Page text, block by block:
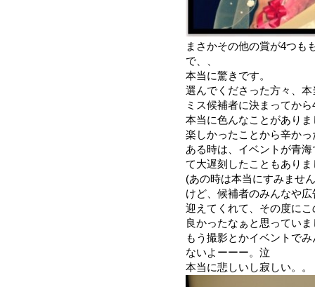
まさかその他の賞が4つも
で、、
本当に驚きです。
選んでくださった方々、
ミス候補者に決まってか
本当に色んなことがありま
楽しかったことから辛か
ある時は、イベントが青
て大遅刻したこともありま
(あの時は本当にすみませ
けど、候補者のみんなや
迎えてくれて、その度に
良かったなぁと思っていま
もう撮影とかイベントで
ないよーーー。泣
本当に悲しいし寂しい。。